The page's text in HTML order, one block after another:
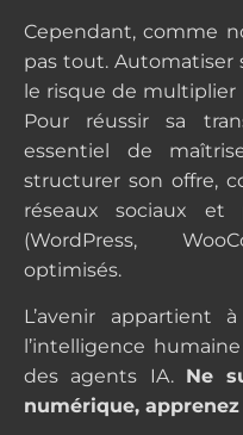
Cependant, comme
pas tout. Automatiser
le risque de multiplier
Pour réussir sa
essentiel de
structurer son offre,
réseaux sociaux et
(WordPress,
optimisés.
L’avenir appartient
l’intelligence
des agents IA. Ne
numérique,